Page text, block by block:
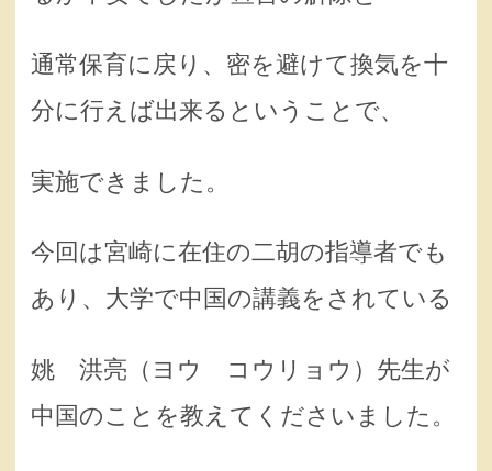
通常保育に戻り、密を避けて換気を十
分に行えば出来るということで、
実施できました。
今回は宮崎に在住の二胡の指導者でも
あり、大学で中国の講義をされている
姚 洪亮（ヨウ コウリョウ）先生が
中国のことを教えてくださいました。